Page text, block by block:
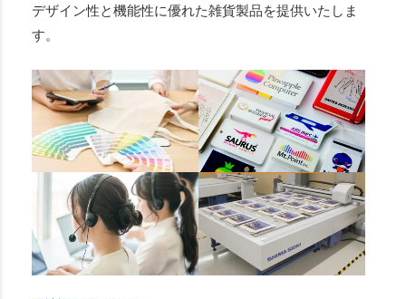
デザイン性と機能性に優れた雑貨製品を提供いたしま
す。